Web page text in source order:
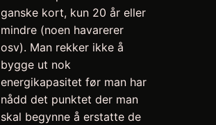
ganske kort, kun 20 år eller
mindre (noen havarerer
osv). Man rekker ikke å
bygge ut nok
energikapasitet før man har
nådd det punktet der man
skal begynne å erstatte de